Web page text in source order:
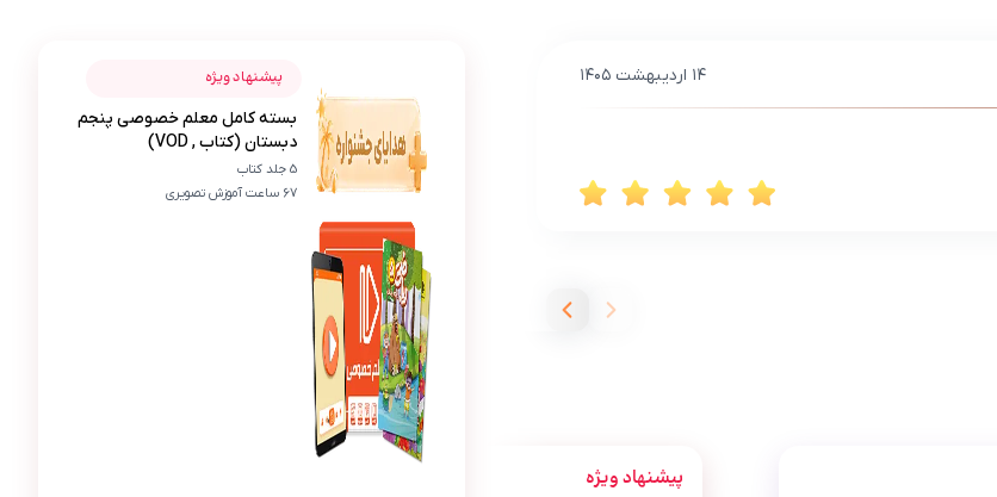
۱۴ اردیبهشت ۱۴۰۵
آ
آرتا نیک‌پی
برای برنامه‌ریزی درس‌ها خیلی کمک‌کننده‌ست
پیشنهاد ویژه
پیشنهاد ویژه
بسته کامل معلم خصوصی پنجم
دبستان (کتاب , VOD)
5 جلد کتاب
67 ساعت آموزش تصویری